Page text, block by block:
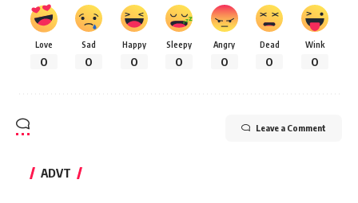
Love
0
Sad
0
Happy
0
Sleepy
0
Angry
0
Dead
0
Wink
0
Leave a Comment
ADVT